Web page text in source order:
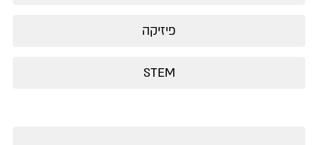
פיזיקה
STEM